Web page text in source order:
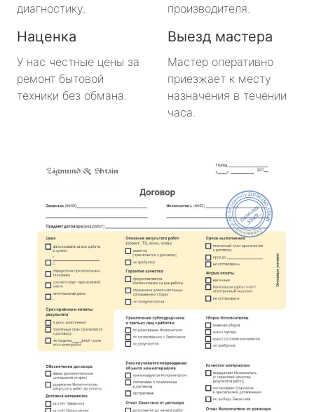
диагностику.
производителя.
Наценка
У нас честные цены за
ремонт бытовой
техники без обмана.
Выезд мастера
Мастер оперативно
приезжает к месту
назначения в течении
часа.